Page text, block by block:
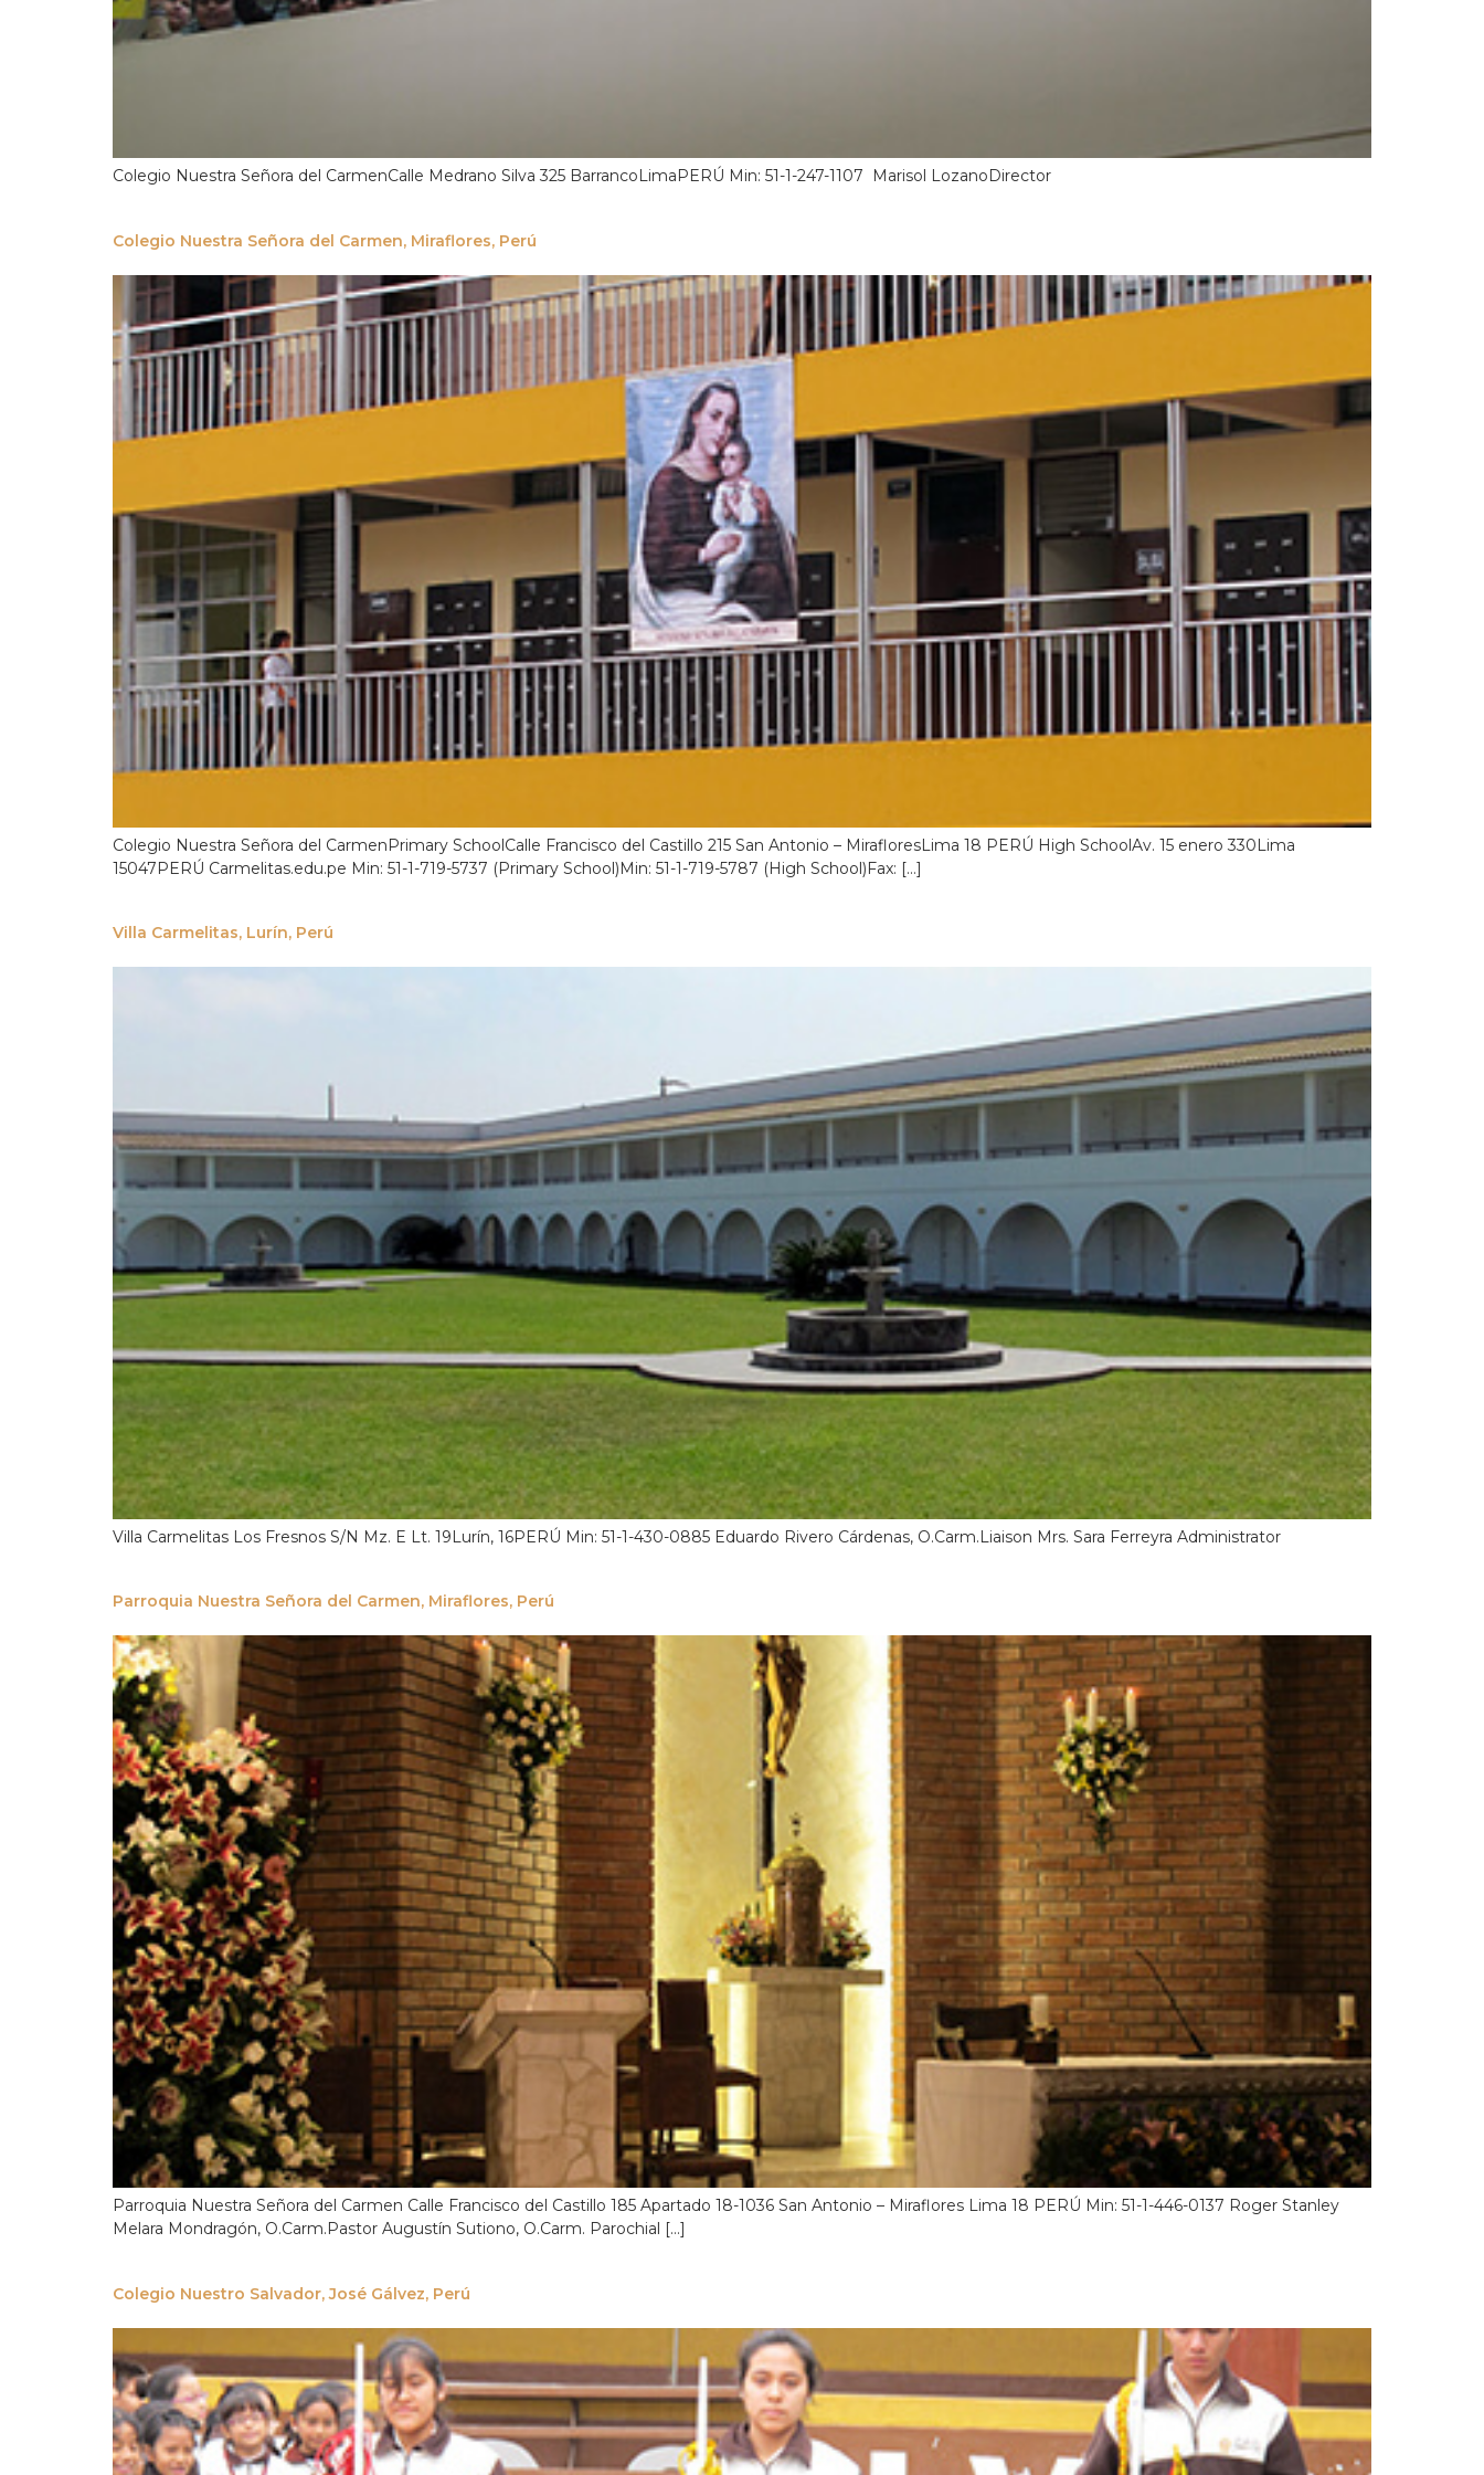
Colegio Nuestra Señora del CarmenCalle Medrano Silva 325 BarrancoLimaPERÚ Min: 51-1-247-1107 Marisol LozanoDirector
Colegio Nuestra Señora del Carmen, Miraflores, Perú
Colegio Nuestra Señora del CarmenPrimary SchoolCalle Francisco del Castillo 215 San Antonio – MirafloresLima 18 PERÚ High SchoolAv. 15 enero 330Lima
15047PERÚ Carmelitas.edu.pe Min: 51-1-719-5737 (Primary School)Min: 51-1-719-5787 (High School)Fax: […]
Villa Carmelitas, Lurín, Perú
Villa Carmelitas Los Fresnos S/N Mz. E Lt. 19Lurín, 16PERÚ Min: 51-1-430-0885 Eduardo Rivero Cárdenas, O.Carm.Liaison Mrs. Sara Ferreyra Administrator
Parroquia Nuestra Señora del Carmen, Miraflores, Perú
Parroquia Nuestra Señora del Carmen Calle Francisco del Castillo 185 Apartado 18-1036 San Antonio – Miraflores Lima 18 PERÚ Min: 51-1-446-0137 Roger Stanley
Melara Mondragón, O.Carm.Pastor Augustín Sutiono, O.Carm. Parochial […]
Colegio Nuestro Salvador, José Gálvez, Perú